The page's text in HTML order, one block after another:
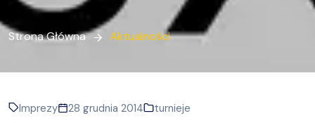
Strona Główna Aktualności
Imprezy 28 grudnia 2014 turnieje